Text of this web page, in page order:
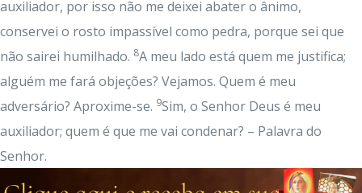
auxiliador, por isso não me deixei abater o ânimo,
conservei o rosto impassível como pedra, porque sei que
não sairei humilhado. 8A meu lado está quem me justifica;
alguém me fará objeções? Vejamos. Quem é meu
adversário? Aproxime-se. 9Sim, o Senhor Deus é meu
auxiliador; quem é que me vai condenar? – Palavra do
Senhor.